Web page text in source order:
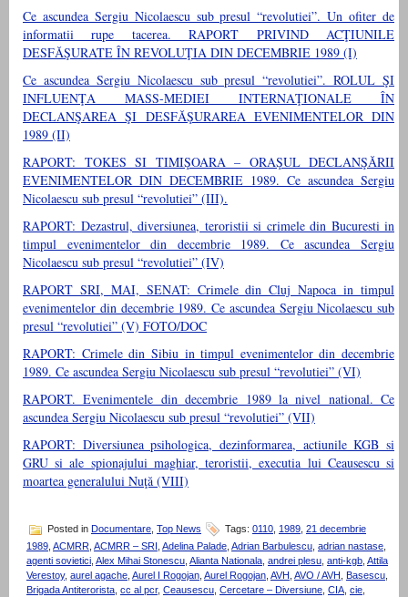
Ce ascundea Sergiu Nicolaescu sub presul “revolutiei”. Un ofiter de
informatii rupe tacerea. RAPORT PRIVIND ACŢIUNILE
DESFĂŞURATE ÎN REVOLUŢIA DIN DECEMBRIE 1989 (I)
Ce ascundea Sergiu Nicolaescu sub presul “revolutiei”. ROLUL ŞI
INFLUENŢA MASS-MEDIEI INTERNAŢIONALE ÎN
DECLANŞAREA ŞI DESFĂŞURAREA EVENIMENTELOR DIN
1989 (II)
RAPORT: TOKES SI TIMIŞOARA – ORAŞUL DECLANŞĂRII
EVENIMENTELOR DIN DECEMBRIE 1989. Ce ascundea Sergiu
Nicolaescu sub presul “revolutiei” (III).
RAPORT: Dezastrul, diversiunea, teroristii si crimele din Bucuresti in
timpul evenimentelor din decembrie 1989. Ce ascundea Sergiu
Nicolaescu sub presul “revolutiei” (IV)
RAPORT SRI, MAI, SENAT: Crimele din Cluj Napoca in timpul
evenimentelor din decembrie 1989. Ce ascundea Sergiu Nicolaescu sub
presul “revolutiei” (V) FOTO/DOC
RAPORT: Crimele din Sibiu in timpul evenimentelor din decembrie
1989. Ce ascundea Sergiu Nicolaescu sub presul “revolutiei” (VI)
RAPORT. Evenimentele din decembrie 1989 la nivel national. Ce
ascundea Sergiu Nicolaescu sub presul “revolutiei” (VII)
RAPORT: Diversiunea psihologica, dezinformarea, actiunile KGB si
GRU si ale spionajului maghiar, teroristii, executia lui Ceausescu si
moartea generalului Nuţă (VIII)
Posted in Documentare Top News Tags: 0110 1989 21 decembrie
1989, ACMRR, ACMRR – SRI , Adelina Palade, Adrian Barbulescu, adrian nastase,
agenti sovietici, Alex Mihai Stonescu, Alianta Nationala, andrei plesu, anti-kgb, Attila
Verestoy, aurel agache, Aurel I Rogojan, Aurel Rogojan, AVH , AVO / AVH , Basescu,
Brigada Antiterorista, cc al pcr, Ceausescu, Cercetare – Diversiune, CIA, cie,